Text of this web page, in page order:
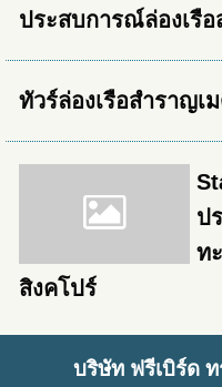
ประสบการณ์ล่องเรื
ทัวร์ล่องเรือสำราญเ
ป
ท
สิงคโปร์
บริษัท ฟรีเบิร์ด